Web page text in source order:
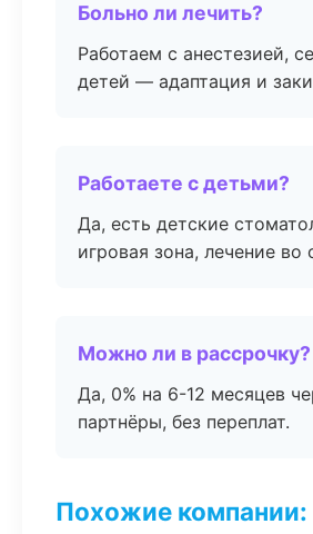
Больно ли лечить?
Работаем с анестезией,
детей — адаптация и
Работаете с детьми?
Да, есть детские
игровая зона, лечение во
Можно ли в рассрочку?
Да, 0% на 6-12 месяцев
партнёры, без переплат.
Похожие компании: